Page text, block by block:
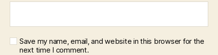
Save my name, email, and website in this browser for the
next time I comment.